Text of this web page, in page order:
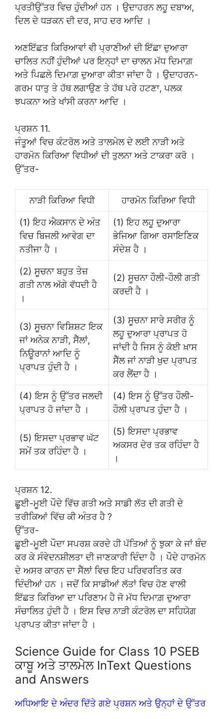
ਪ੍ਰਤੀਉੱਤਰ ਵਿਚ ਹੁੰਦੀਆਂ ਹਨ । ਉਦਾਹਰਨ ਲਹੂ ਦਬਾਅ,
ਦਿਲ ਦੇ ਧੜਕਨ ਦੀ ਦਰ, ਸਾਹ ਦਰ ਆਦਿ ।
ਅਣਇੱਛਤ ਕਿਰਿਆਵਾਂ ਵੀ ਪ੍ਰਾਣੀਆਂ ਦੀ ਇੱਛਾ ਦੁਆਰਾ
ਚਾਲਿਤ ਨਹੀਂ ਹੁੰਦੀਆਂ ਪਰ ਇਨ੍ਹਾਂ ਦਾ ਚਾਲਨ ਮੱਧ ਦਿਮਾਗ਼
ਅਤੇ ਪਿਛਲੇ ਦਿਮਾਗ਼ ਦੁਆਰਾ ਕੀਤਾ ਜਾਂਦਾ ਹੈ । ਉਦਾਹਰਨ-
ਗਰਮ ਧਾਤੁ ਤੇ ਹੱਥ ਲਗਾਉਣ ਤੇ ਹੱਥ ਪਰੇ ਹਟਣਾ, ਪਲਕ
ਝਪਕਨਾ ਅਤੇ ਖਾਂਸੀ ਕਰਨਾ ਆਦਿ ।
ਪ੍ਰਸ਼ਨ 11.
ਜੰਤੂਆਂ ਵਿਚ ਕੰਟਰੋਲ ਅਤੇ ਤਾਲਮੇਲ ਦੇ ਲਈ ਨਾੜੀ ਅਤੇ
ਹਾਰਮੋਨ ਕਿਰਿਆ ਵਿਧੀਆਂ ਦੀ ਤੁਲਨਾ ਅਤੇ ਟਾਕਰਾ ਕਰੋ ।
ਉੱਤਰ-
ਨਾੜੀ ਕਿਰਿਆ ਵਿਧੀ ਹਾਰਮੋਨ ਕਿਰਿਆ ਵਿਧੀ
(1) ਇਹ ਐਕਸਾਨ ਦੇ ਅੰਤ
ਵਿਚ ਬਿਜਲੀ ਆਵੇਗ ਦਾ
ਨਤੀਜਾ ਹੈ ।
(1) ਇਹ ਲਹੂ ਦੁਆਰਾ
ਭੇਜਿਆ ਗਿਆ ਰਸਾਇਣਿਕ
ਸੰਦੇਸ਼ ਹੈ ।
(2) ਸੂਚਨਾ ਬਹੁਤ ਤੇਜ਼
ਗਤੀ ਨਾਲ ਅੱਗੇ ਵੱਧਦੀ ਹੈ
।
(2) ਸੂਚਨਾ ਹੌਲੀ-ਹੌਲੀ ਗਤੀ
ਕਰਦੀ ਹੈ ।
(3) ਸੂਚਨਾ ਵਿਸ਼ਿਸ਼ਟ ਇਕ
ਜਾਂ ਅਨੇਕ ਨਾੜੀ, ਸੈੱਲਾਂ,
ਨਿਊਰਾਨਾਂ ਆਦਿ ਨੂੰ
ਪ੍ਰਾਪਤ ਹੁੰਦੀ ਹੈ ।
(3) ਸੂਚਨਾ ਸਾਰੇ ਸਰੀਰ ਨੂੰ
ਲਹੂ ਦੁਆਰਾ ਪ੍ਰਾਪਤ ਹੋ
ਜਾਂਦੀ ਹੈ ਜਿਸ ਨੂੰ ਕੋਈ ਖ਼ਾਸ
ਸੈੱਲ ਜਾਂ ਨਾੜੀ ਖੁਦ ਪ੍ਰਾਪਤ
ਕਰ ਲੈਂਦਾ ਹੈ ।
(4) ਇਸ ਨੂੰ ਉੱਤਰ ਜਲਦੀ
ਪ੍ਰਾਪਤ ਹੋ ਜਾਂਦਾ ਹੈ ।
(4) ਇਸ ਨੂੰ ਉੱਤਰ ਹੌਲੀ-
ਹੌਲੀ ਪ੍ਰਾਪਤ ਹੁੰਦਾ ਹੈ ।
(5) ਇਸਦਾ ਪ੍ਰਭਾਵ ਘੱਟ
ਸਮੇਂ ਤਕ ਰਹਿੰਦਾ ਹੈ ।
(5) ਇਸਦਾ ਪ੍ਰਭਾਵ
ਅਕਸਰ ਦੇਰ ਤਕ ਰਹਿੰਦਾ ਹੈ
।
ਪ੍ਰਸ਼ਨ 12.
ਛੂਈ-ਮੂਈ ਪੌਦੇ ਵਿੱਚ ਗਤੀ ਅਤੇ ਸਾਡੀ ਲੱਤ ਦੀ ਗਤੀ ਦੇ
ਤਰੀਕਿਆਂ ਵਿੱਚ ਕੀ ਅੰਤਰ ਹੈ ?
ਉੱਤਰ-
ਛੂਈ-ਮੂਈ ਪੌਦਾ ਸਪਰਸ਼ ਕਰਦੇ ਹੀ ਪੱਤਿਆਂ ਨੂੰ ਝੁਕਾ ਕੇ ਜਾਂ ਬੰਦ
ਕਰ ਕੇ ਸੰਵੇਦਨਸ਼ੀਲਤਾ ਦੀ ਜਾਣਕਾਰੀ ਦਿੰਦਾ ਹੈ । ਪੌਦੇ ਹਾਰਮੋਨ
ਦੇ ਅਸਰ ਕਾਰਨ ਦਾ ਸੈੱਲਾਂ ਵਿਚ ਇਹ ਪਰਿਵਰਤਿਤ ਕਰ
ਦਿੰਦੀਆਂ ਹਨ । ਜਦੋਂ ਕਿ ਸਾਡੀਆਂ ਲੱਤਾਂ ਵਿਚ ਹੋਣ ਵਾਲੀ
ਇੱਛਤ ਕਿਰਿਆ ਦਾ ਪਰਿਣਾਮ ਹੈ ਜੋ ਮੱਧ ਦਿਮਾਗ਼ ਦੁਆਰਾ
ਸੰਚਾਲਿਤ ਹੁੰਦੀ ਹੈ । ਇਸ ਵਿਚ ਨਾੜੀ ਕੰਟਰੋਲ ਦਾ ਸਹਿਯੋਗ
ਪ੍ਰਾਪਤ ਕੀਤਾ ਜਾਂਦਾ ਹੈ ।
Science Guide for Class 10 PSEB
ਕਾਬੂ ਅਤੇ ਤਾਲਮੇਲ InText Questions
and Answers
ਅਧਿਆਇ ਦੇ ਅੰਦਰ ਦਿੱਤੇ ਗਏ ਪ੍ਰਸ਼ਨ ਅਤੇ ਉਨ੍ਹਾਂ ਦੇ ਉੱਤਰ